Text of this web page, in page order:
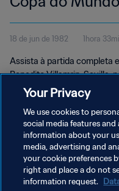
Espanha |
18 de jun de 1982 1hora
Assista à partida completa
Benedito Villamrin, Sevilla,
POLÍTICA DE PRIVACIDADE
TERMOS DE SERVIÇO
Your Privacy
We use cookies to
social media features and
information about your
media, advertising and
your cookie preferences
right and place a do not
information request.